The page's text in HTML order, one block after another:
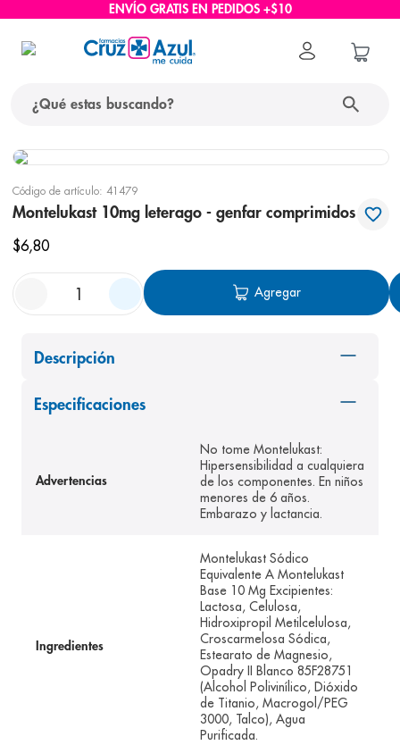
ENVÍO GRATIS EN PEDIDOS +$10
Código de artículo: 41479
Montelukast 10mg leterago - genfar comprimidos
$6,80
Agregar
Descripción
Especificaciones
Advertencias
No tome Montelukast:
Hipersensibilidad a cualquiera
de los componentes. En niños
menores de 6 años.
Embarazo y lactancia.
Ingredientes
Montelukast Sódico
Equivalente A Montelukast
Base 10 Mg Excipientes:
Lactosa, Celulosa,
Hidroxipropil Metilcelulosa,
Croscarmelosa Sódica,
Estearato de Magnesio,
Opadry II Blanco 85F28751
(Alcohol Polivinílico, Dióxido
de Titanio, Macrogol/PEG
3000, Talco), Agua
Purificada.
términos más buscados
protector solar
6. shampoo
10.desodorante